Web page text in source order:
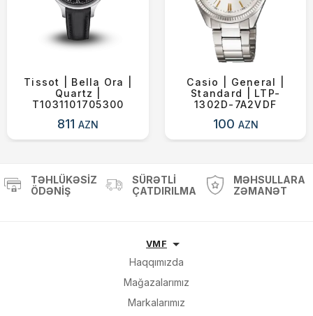
Tissot | Bella Ora |
Quartz |
T1031101705300
811AZN
Casio | General |
Standard | LTP-
1302D-7A2VDF
100 AZN
TƏHLÜKƏSIZ
ÖDƏNIŞ
SÜRƏTLI
ÇATDIRILMA
MƏHSULLARA
ZƏMANƏT
VMF
Haqqımızda
Mağazalarımız
Markalarımız